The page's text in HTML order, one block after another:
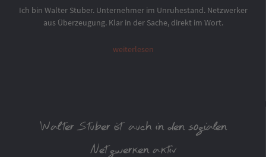
Ich bin Walter Stuber. Unternehmer im Unruhestand. Netzwerker
aus Überzeugung. Klar in der Sache, direkt im Wort.
weiterlesen
Walter Stuber ist auch in den sozialen
Netzwerken aktiv